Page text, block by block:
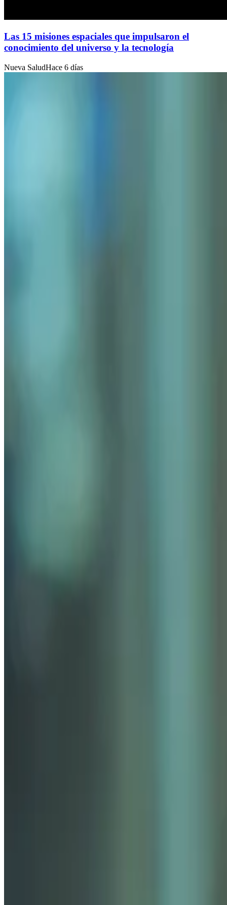
Las 15 misiones espaciales que impulsaron el
conocimiento del universo y la tecnología
Nueva SaludHace 6 días